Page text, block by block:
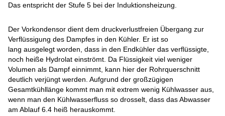
Das entspricht der Stufe 5 bei der Induktionsheizung.
Der Vorkondensor dient dem druckverlustfreien Übergang zur
Verflüssigung des Dampfes in den Kühler. Er ist so
lang ausgelegt worden, dass in den Endkühler das verflüssigte,
noch heiße Hydrolat einströmt. Da Flüssigkeit viel weniger
Volumen als Dampf einnimmt, kann hier der Rohrquerschnitt
deutlich verjüngt werden. Aufgrund der großzügigen
Gesamtkühllänge kommt man mit extrem wenig Kühlwasser aus,
wenn man den Kühlwasserfluss so drosselt, dass das Abwasser
am Ablauf 6.4 heiß herauskommt.